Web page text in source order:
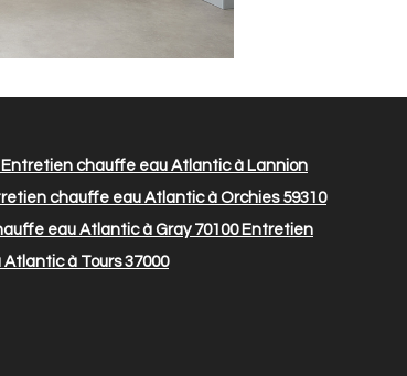
chauffe eau Atlantic à Lannion
chauffe eau Atlantic à Orchies 59310
eau Atlantic à Gray 70100Entretien
à Tours 37000